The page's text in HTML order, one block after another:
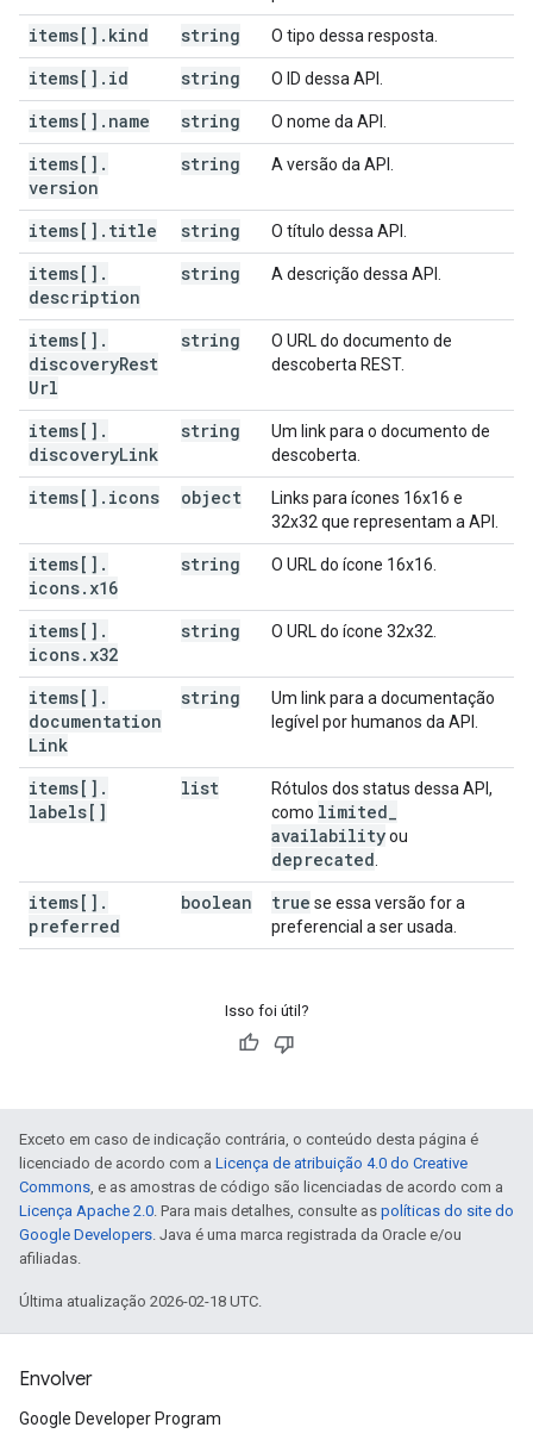
items[] . kind string O tipo dessa resposta.
items[] . id string O ID dessa API.
items[] . name string O nome da API.
items[] .
version
string A versão da API.
items[] . title string O título dessa API.
items[] .
description
string A descrição dessa API.
items[] .
discoveryRest
Url
string
O URL do documento de
descoberta REST.
items[] .
discoveryLink
string
Um link para o documento de
descoberta.
items[] . icons object
Links para ícones 16x16 e
32x32 que representam a API.
items[] .
icons. x16
string O URL do ícone 16x16.
items[] .
icons. x32
string O URL do ícone 32x32.
items[] .
documentation
Link
string
Um link para a documentação
legível por humanos da API.
items[] .
labels[]
list
Rótulos dos status dessa API,
como limited
availabilityou
deprecated
items[] .
preferred
boolean true se essa versão for a
preferencial a ser usada.
Isso foi útil?
Exceto em caso de indicação contrária, o conteúdo desta página é
licenciado de acordo com a Licença de atribuição 4.0 do Creative
Commons, e as amostras de código são licenciadas de acordo com a
Licença Apache 2.0. Para mais detalhes, consulte as políticas do site do
Google Developers. Java é uma marca registrada da Oracle e/ou
afiliadas.
Última atualização 2026-02-18 UTC.
Envolver
Google Developer Program